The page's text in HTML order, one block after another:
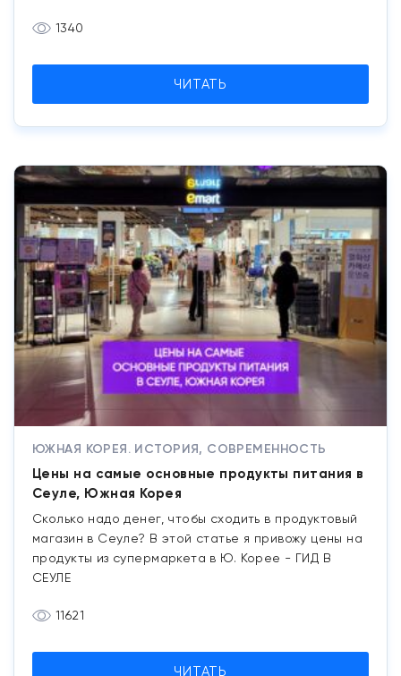
1340
ЧИТАТЬ
ЮЖНАЯ КОРЕЯ. ИСТОРИЯ, СОВРЕМЕННОСТЬ
Цены на самые основные продукты питания в
Сеуле, Южная Корея
Сколько надо денег, чтобы сходить в продуктовый
магазин в Сеуле? В этой статье я привожу цены на
продукты из супермаркета в Ю. Корее - ГИД В
СЕУЛЕ
11621
ЧИТАТЬ